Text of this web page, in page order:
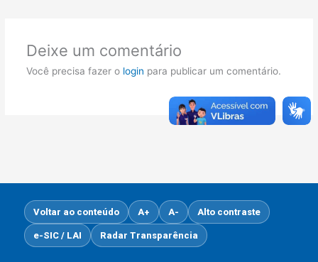
Deixe um comentário
Você precisa fazer o login para publicar um comentário.
Voltar ao conteúdo A+ A- Alto contraste
e-SIC / LAI Radar Transparência